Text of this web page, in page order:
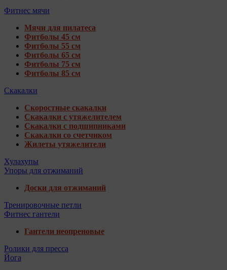
Фитнес мячи
Мячи для пилатеса
Фитболы 45 см
Фитболы 55 см
Фитболы 65 см
Фитболы 75 см
Фитболы 85 см
Скакалки
Скоростные скакалки
Скакалки с утяжелителем
Скакалки с подшипниками
Скакалки со счетчиком
Жилеты утяжелители
Хулахупы
Упоры для отжиманий
Доски для отжиманий
Тренировочные петли
Фитнес гантели
Гантели неопреновые
Ролики для пресса
Йога